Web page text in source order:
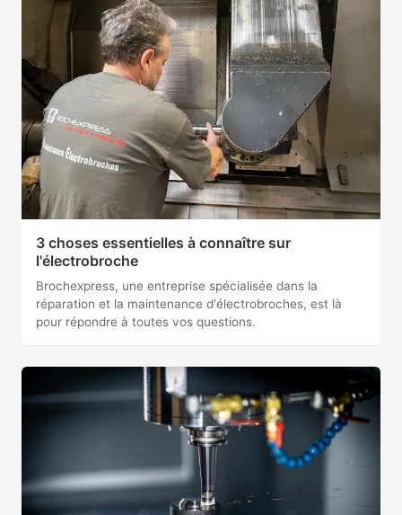
3 choses essentielles à connaître sur
l'électrobroche
Brochexpress, une entreprise spécialisée dans la
réparation et la maintenance d'électrobroches, est là
pour répondre à toutes vos questions.